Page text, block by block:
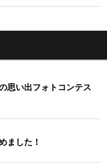
思い出フォトコンテス
ました！